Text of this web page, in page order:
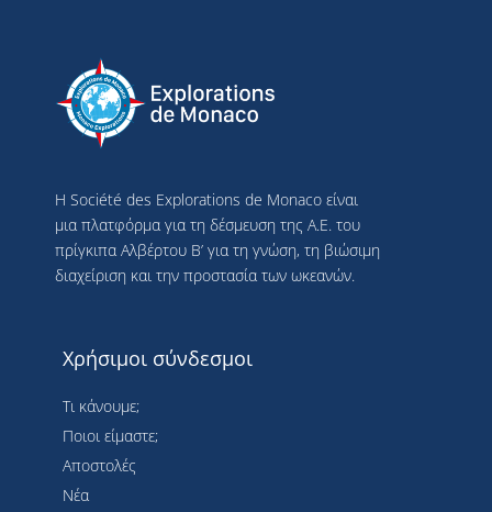
Η Société des Explorations de Monaco είναι
μια πλατφόρμα για τη δέσμευση της Α.Ε. του
πρίγκιπα Αλβέρτου Β’ για τη γνώση, τη βιώσιμη
διαχείριση και την προστασία των ωκεανών.
Χρήσιμοι σύνδεσμοι
Τι κάνουμε;
Ποιοι είμαστε;
Αποστολές
Νέα